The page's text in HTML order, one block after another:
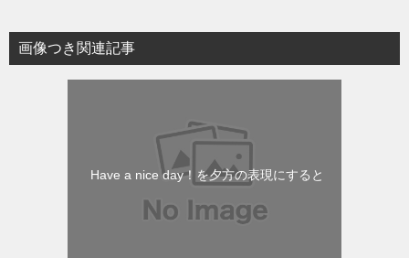
画像つき関連記事
Have a nice day！を夕方の表現にすると